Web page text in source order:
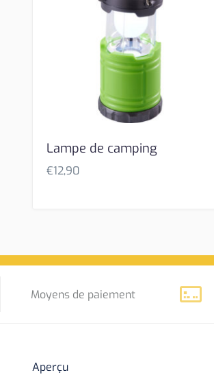
Lampe de camping
€12,90
Moyens de paiement
Aperçu